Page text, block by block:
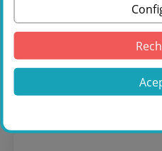
Comprar Fonestar
Musical en
rápido
Lo encuentras también en: ,